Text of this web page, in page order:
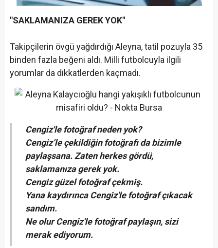
"SAKLAMANIZA GEREK YOK"
Takipçilerin övgü yağdırdığı Aleyna, tatil pozuyla 35
binden fazla beğeni aldı. Milli futbolcuyla ilgili
yorumlar da dikkatlerden kaçmadı.
Cengiz'le fotoğraf neden yok?
Cengiz’le çekildiğin fotoğrafı da bizimle
paylaşsana. Zaten herkes gördü,
saklamanıza gerek yok.
Cengiz güzel fotoğraf çekmiş.
Yana kaydırınca Cengiz'le fotoğraf çıkacak
sandım.
Ne olur Cengiz'le fotoğraf paylaşın, sizi
merak ediyorum.